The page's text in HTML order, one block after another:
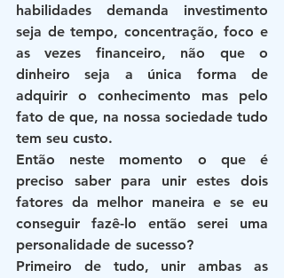
habilidades demanda investimento
seja de tempo, concentração, foco e
as vezes financeiro, não que o
dinheiro seja a única forma de
adquirir o conhecimento mas pelo
fato de que, na nossa sociedade tudo
tem seu custo.
Então neste momento o que é
preciso saber para unir estes dois
fatores da melhor maneira e se eu
conseguir fazê-lo então serei uma
personalidade de sucesso?
Primeiro de tudo, unir ambas as